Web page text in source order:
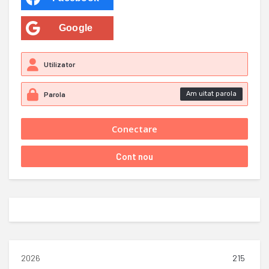
Google
Am uitat parola
2026 215